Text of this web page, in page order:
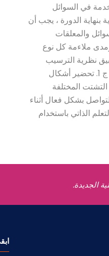
المستخدمة في السوائل
بنهاية الدورة ، يجب أن
السوائل والمعلقات
ومدى ملاءمة كل نوع
ب3. تطبيق القوانين المتعلقة باستقرارها وتعقيدها. ب4. تطبيق نظرية الترسيب
والترسيب المهارات المهنية والعملية بنهاية الدورة ، يجب أن يكون الطلاب قادرين على: ج 1. تحضير أشكال
والمعلقات). ج 2. استقرار أنظمة التشتت المختلفة
والقابلة للتحويل بنهاية الدورة ، يجب أن يكون الطلاب قادرين على: .1. التواصل بشكل فعال أثناء
د.3. التحقق من مهارات التعلم الذاتي باستخدام
الجديدة.